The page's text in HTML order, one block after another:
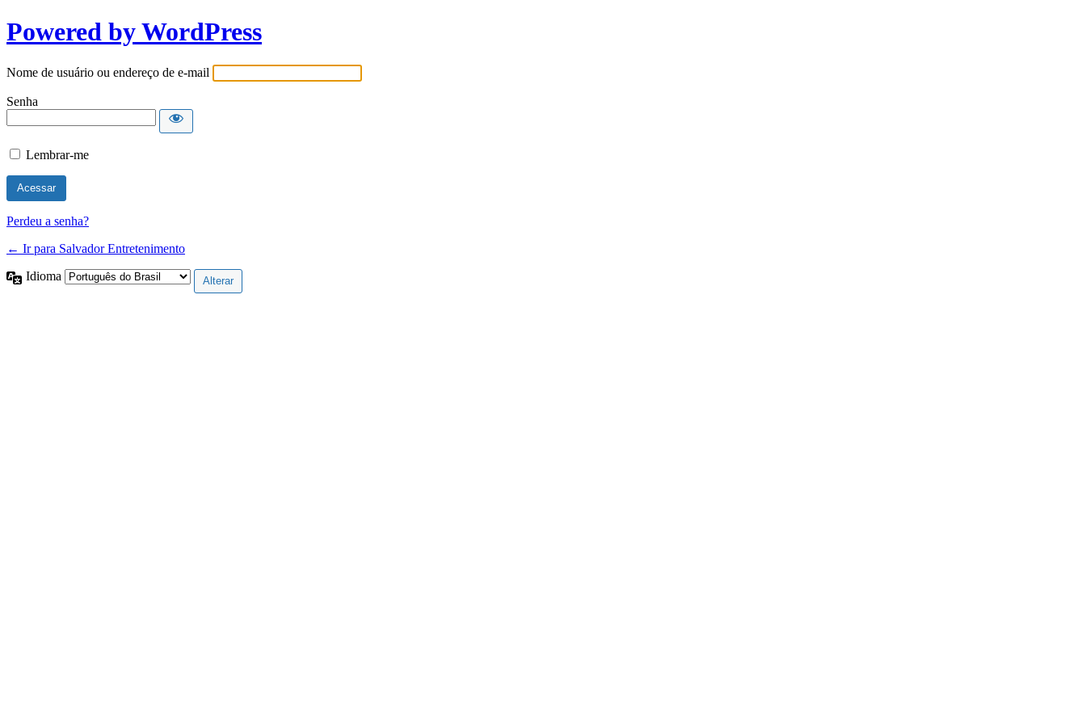
Powered by WordPress
Nome de usuário ou endereço de e-mail
Senha
Lembrar-me
Perdeu a senha?
← Ir para Salvador Entretenimento
Idioma